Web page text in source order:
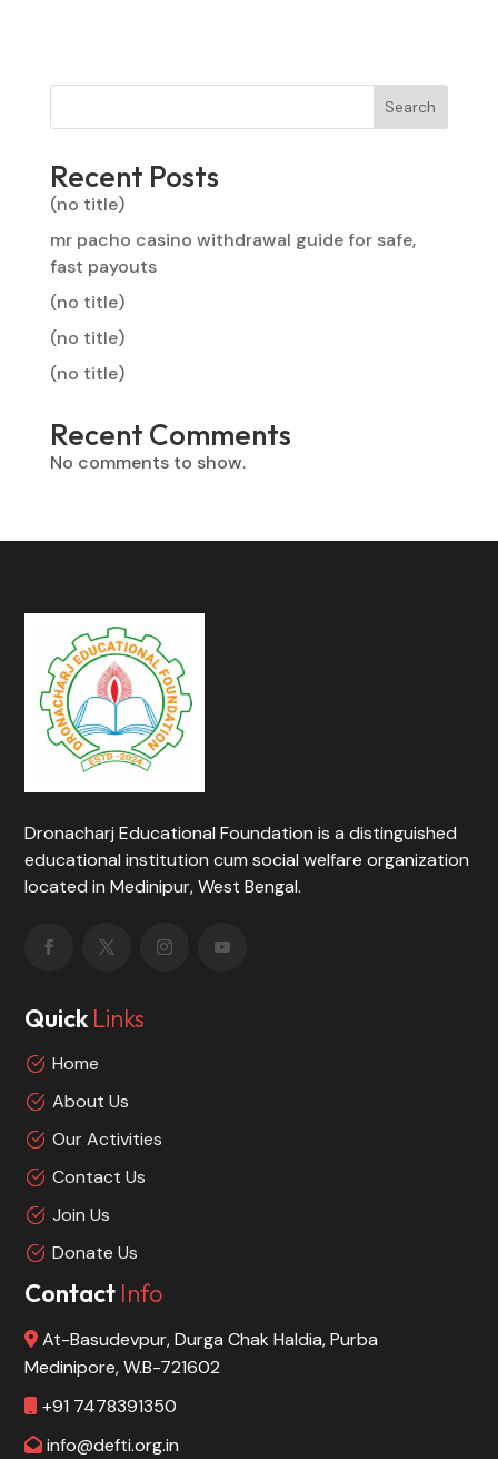
Search
Recent Posts
(no title)
mr pacho casino withdrawal guide for safe,
fast payouts
(no title)
(no title)
(no title)
Recent Comments
No comments to show.
Dronacharj Educational Foundation is a distinguished
educational institution cum social welfare organization
located in Medinipur, West Bengal.
Quick Links
Home
About Us
Our Activities
Contact Us
Join Us
Donate Us
Contact Info
At-Basudevpur, Durga Chak Haldia, Purba
Medinipore, W.B-721602
+91 7478391350
info@defti.org.in